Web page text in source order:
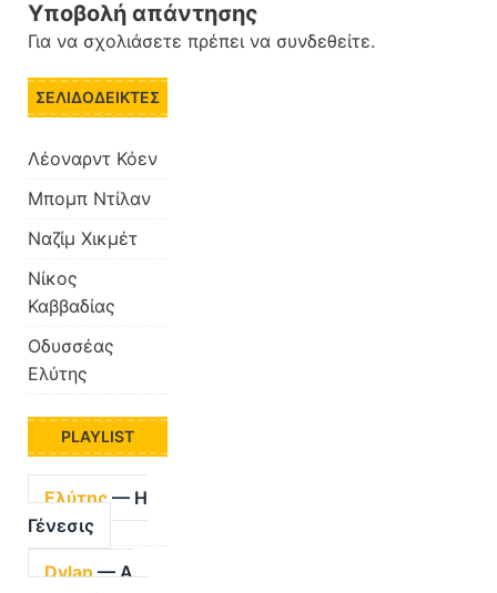
Υποβολή απάντησης
Για να σχολιάσετε πρέπει να συνδεθείτε.
ΣΕΛΙΔΟΔΕΊΚΤΕΣ
Λέοναρντ Κόεν
Μπομπ Ντίλαν
Ναζίμ Χικμέτ
Νίκος
Καββαδίας
Οδυσσέας
Ελύτης
PLAYLIST
Ελύτης— Η
Γένεσις
Dylan— A